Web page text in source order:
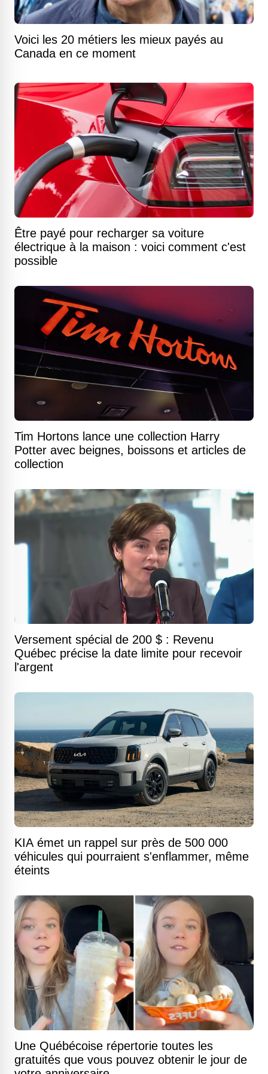
Voici les 20 métiers les mieux payés au
Canada en ce moment
Être payé pour recharger sa voiture
électrique à la maison : voici comment c'est
possible
Tim Hortons lance une collection Harry
Potter avec beignes, boissons et articles de
collection
Versement spécial de 200 $ : Revenu
Québec précise la date limite pour recevoir
l'argent
KIA émet un rappel sur près de 500 000
véhicules qui pourraient s'enflammer, même
éteints
Une Québécoise répertorie toutes les
gratuités que vous pouvez obtenir le jour de